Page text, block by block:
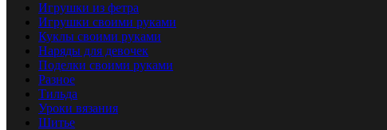
Игрушки из фетра
Игрушки своими руками
Куклы своими руками
Наряды для девочек
Поделки своими руками
Разное
Тильда
Уроки вязания
Шитье